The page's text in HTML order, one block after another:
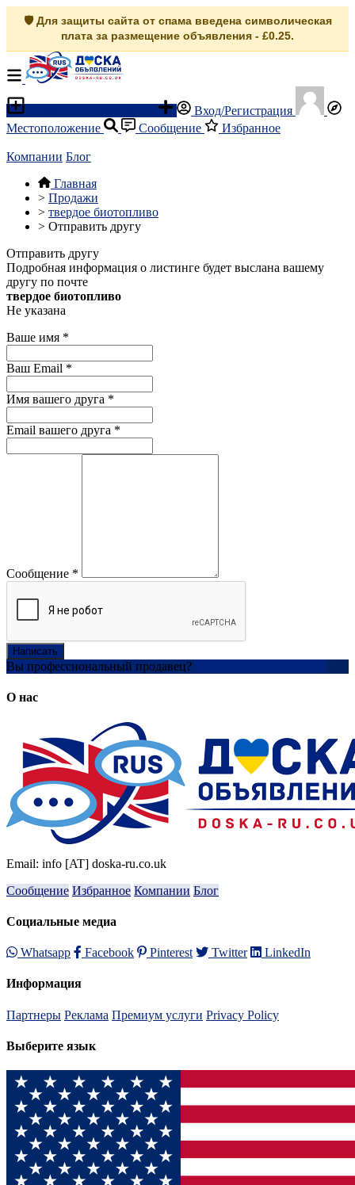
🛡️ Для защиты сайта от спама введена символическая
плата за размещение объявления - £0.25.
Вход/Регистрация
Местоположение
Сообщение Избранное
Компании Блог
Главная
> Продажи
> твердое биотопливо
> Отправить другу
Отправить другу
Подробная информация о листинге будет выслана вашему
другу по почте
твердое биотопливо
Не указана
Ваше имя *
Ваш Email *
Имя вашего друга *
Email вашего друга *
Сообщение *
Написать
Вы профессиональный продавец?
О нас
Email: info [AT] doska-ru.co.uk
Сообщение Избранное Компании Блог
Социальные медиа
Whatsapp Facebook Pinterest Twitter LinkedIn
Информация
Партнеры Реклама Премиум услуги Privacy Policy
Выберите язык